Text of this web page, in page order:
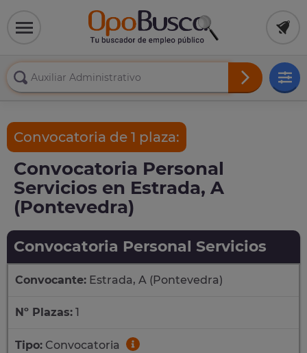
Convocatoria de 1 plaza:
Convocatoria Personal
Servicios en Estrada, A
(Pontevedra)
Convocatoria Personal Servicios
Convocante: Estrada, A (Pontevedra)
Nº Plazas: 1
Tipo: Convocatoria